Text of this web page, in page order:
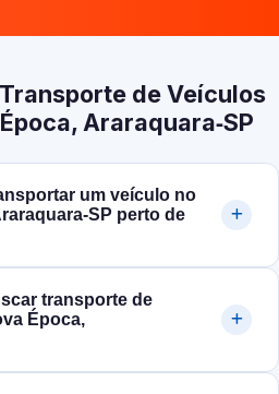
de Veículos
Araraquara‑SP
um veículo no
perto de
transporte de
Época,